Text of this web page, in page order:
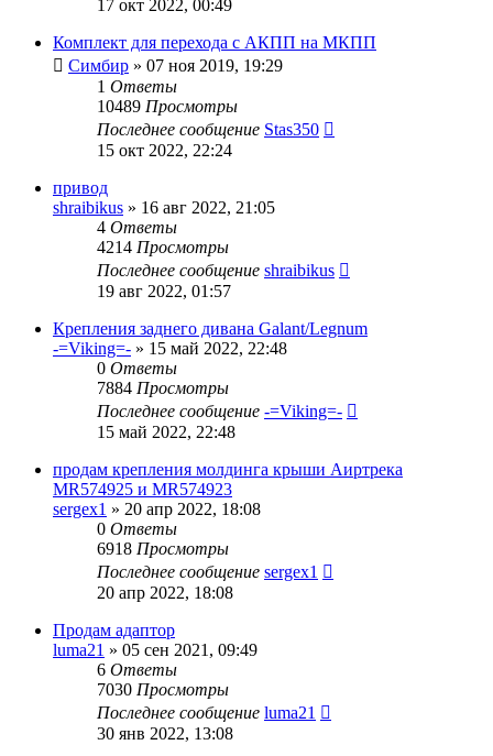
17 окт 2022, 00:49
Комплект для перехода с АКПП на МКПП
Симбир » 07 ноя 2019, 19:29
1 Ответы
10489 Просмотры
Последнее сообщение Stas350
15 окт 2022, 22:24
привод
shraibikus » 16 авг 2022, 21:05
4 Ответы
4214 Просмотры
Последнее сообщение shraibikus
19 авг 2022, 01:57
Крепления заднего дивана Galant/Legnum
-=Viking=- » 15 май 2022, 22:48
0 Ответы
7884 Просмотры
Последнее сообщение -=Viking=-
15 май 2022, 22:48
продам крепления молдинга крыши Аиртрека
MR574925 и MR574923
sergex1 » 20 апр 2022, 18:08
0 Ответы
6918 Просмотры
Последнее сообщение sergex1
20 апр 2022, 18:08
Продам адаптор
luma21 » 05 сен 2021, 09:49
6 Ответы
7030 Просмотры
Последнее сообщение luma21
30 янв 2022, 13:08